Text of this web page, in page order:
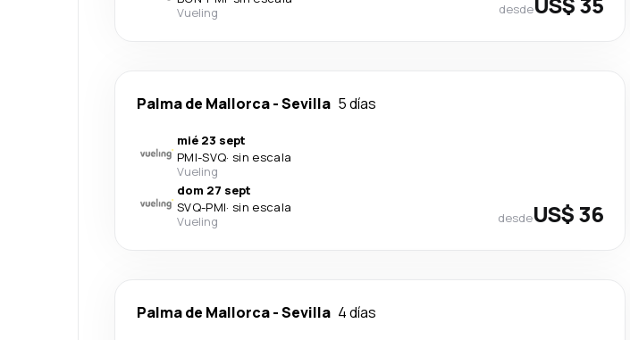
Vueling
desde
Palma de Mallorca-Sevilla 5 días
mié 23 sept
PMI-SVQ· sin escala
Vueling
dom 27 sept
SVQ-PMI· sin escala
Vueling
desdeUS$ 36
Palma de Mallorca-Sevilla 4 días